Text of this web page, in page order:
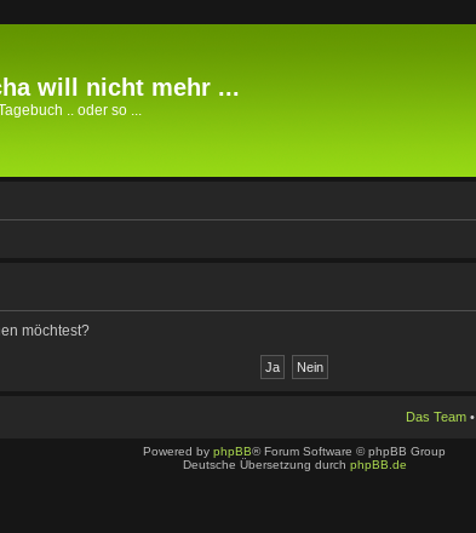
will nicht mehr ...
.. oder so ...
möchtest?
Das Team•
Powered by phpBB® Forum Software © phpBB Group
Deutsche Übersetzung durch phpBB.de